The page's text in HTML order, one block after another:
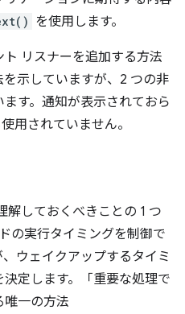
を使用します。
リスナーを追加する方法
示していますが、2 つの非
す。通知が表示されておら
用されていません。
解しておくべきことの 1 つ
の実行タイミングを制御で
ウェイクアップするタイミ
定します。「重要な処理で
唯一の方法